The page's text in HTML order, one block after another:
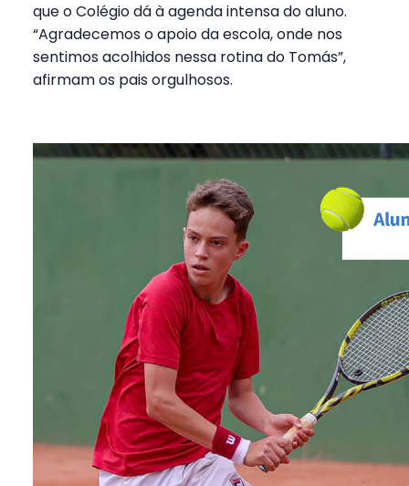
que o Colégio dá à agenda intensa do aluno.
“Agradecemos o apoio da escola, onde nos
sentimos acolhidos nessa rotina do Tomás”,
afirmam os pais orgulhosos.